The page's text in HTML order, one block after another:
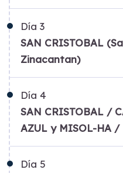
Día 3
SAN CRISTOBAL
Zinacantan)
Día 4
SAN CRISTOBAL /
AZUL y MISOL-HA /
Día 5